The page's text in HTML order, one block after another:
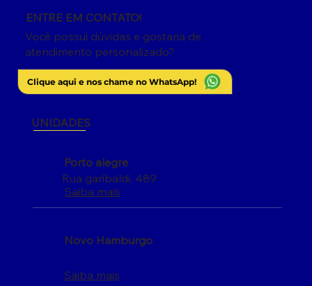
Você possui dúvidas e gostaria de
atendimento personalizado?
ENTRE EM CONTATO!
Clique aqui e nos chame no WhatsApp!
UNIDADES
Porto alegre
Saiba mais
Rua garibaldi, 489
Novo Hamburgo
Saiba mais